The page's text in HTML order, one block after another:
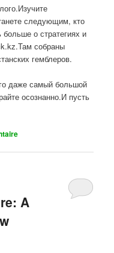
следующим, кто
о стратегиях и
собраны
гемблеров.
даже самый большой
осознанно.И пусть
A